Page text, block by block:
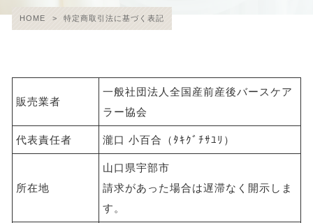
HOME > 特定商取引法に基づく表記
販売業者
一般社団法人全国産前産後バースケア
ラー協会
代表責任者 瀧口 小百合（ﾀｷｸﾞﾁｻﾕﾘ）
所在地
山口県宇部市
請求があった場合は遅滞なく開示しま
す。